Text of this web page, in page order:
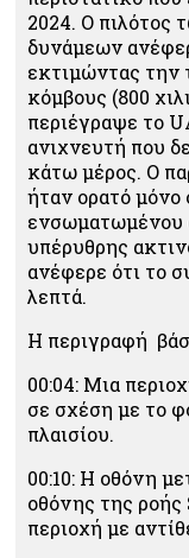
2024. O
δυνάμεων
εκτιμώντας την
κόμβους (800
περιέγραψε το
ανιχνευτή που
κάτω μέρος. Ο
ήταν ορατό
ενσωματωμένου
υπέρυθρης
ανέφερε ότι το
λεπτά.
Η περιγραφή
00:04: Μια
σε σχέση με το
πλαισίου.
00:10: Η οθόνη
οθόνης της
περιοχή με